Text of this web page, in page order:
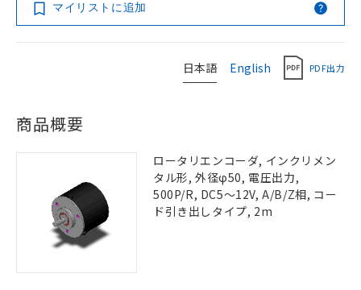
マイリストに追加
日本語 English PDF出力
商品概要
ロータリエンコーダ, インクリメン
タル形, 外径φ50, 電圧出力,
500P/R, DC5～12V, A/B/Z相, コー
ド引き出しタイプ, 2m